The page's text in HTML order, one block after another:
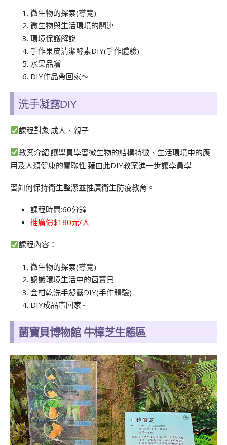
微生物的探索(導覽)
微生物與生活環境的關連
環境保護解說
手作果皮清潔酵素DIY(手作體驗)
水果品嚐
DIY作品帶回家〜
洗手凝露DIY
課程對象:成人、親子
教案介紹:讓學員學習微生物的結構特徵、生活環境中的應
用及人類健康的關聯性·藉由此DIY教案進一步讓學員學
習如何保持衛生整潔並推廣衛生防疫教育。
課程時間:60分鐘
推廣價$180元/人
課程內容：
微生物的探索(導覽)
認識環境生活中的菌寶貝
金柑乾洗手凝露DIY(手作體驗)
DIY成品帶回家~
菌寶貝博物館 牛樟芝生態區